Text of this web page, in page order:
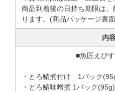
商品到着後の日持ち期限は
ります。(商品パッケージ裏
内
■魚匠えび
・とろ鯖煮付け 1パック
・とろ鯖味噌煮 1パック(95g)